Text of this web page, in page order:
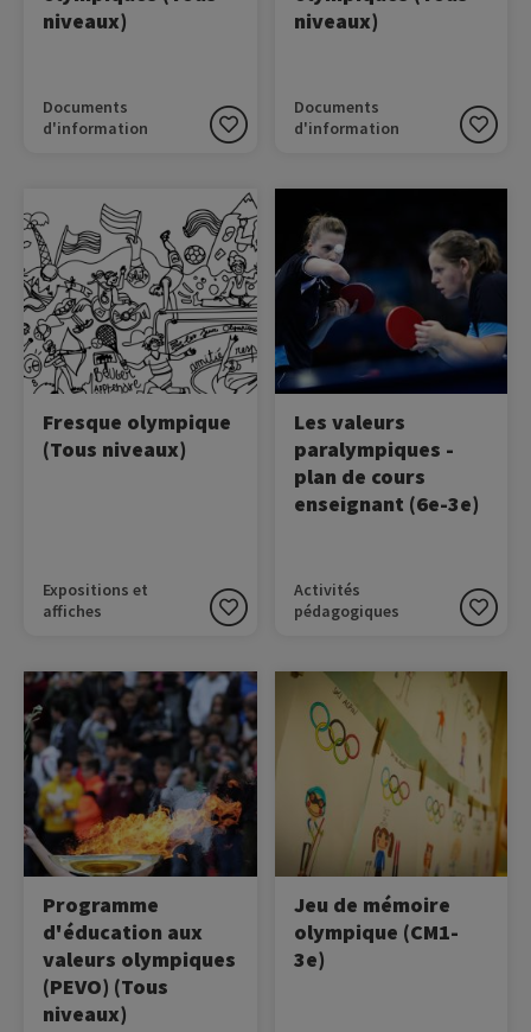
niveaux)
Documents
d'information
niveaux)
Documents
d'information
Fresque olympique
(Tous niveaux)
Expositions et
affiches
Prenez part au défi,
reconstituez et donnez de
la couleur à cette fresque
olympique !
Les valeurs
paralympiques -
plan de cours
enseignant (6e-3e)
Activités
pédagogiques
I’mPossible est un outil
pédagogique produit par
le Comité Paralympique
International à destination
des enseignants. Il permet
d’introduire les notions de
valeurs paralympiques, de
parasports et de découvrir
des parcours inspirants
d’athlètes du monde.
Image
Programme
d'éducation aux
valeurs olympiques
(PEVO) (Tous
niveaux)
Reconnaissant le potentiel
unique du sport en tant
qu'outil éducatif, le Comité
International Olympique
(CIO) a développé le
Programme d'éducation
aux valeurs olympiques
(PEVO).
Image
Jeu de mémoire
olympique (CM1-
3e)
Le Musée Olympique met à
disposition un jeu de
mémoire sur les valeurs
olympiques.